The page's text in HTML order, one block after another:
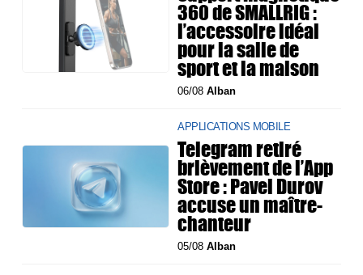
360 de SMALLRIG :
l’accessoire idéal
pour la salle de
sport et la maison
06/08Alban
APPLICATIONS MOBILE
Telegram retiré
brièvement de l’App
Store : Pavel Durov
accuse un maître-
chanteur
05/08Alban